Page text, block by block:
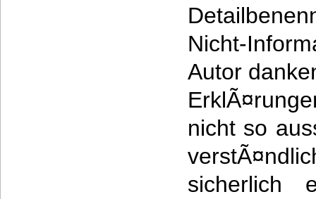
Nicht-
Autor
nicht so
sicherlich